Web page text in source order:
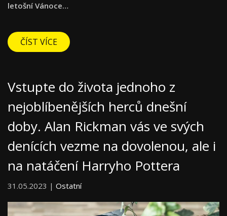
letošní Vánoce…
ČÍST VÍCE
Vstupte do života jednoho z
nejoblíbenějších herců dnešní
doby. Alan Rickman vás ve svých
denících vezme na dovolenou, ale i
na natáčení Harryho Pottera
31.05.2023 | Ostatní